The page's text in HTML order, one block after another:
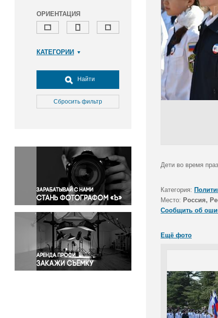
ОРИЕНТАЦИЯ
КАТЕГОРИИ
Досуг, туризм и отдых
Культура
Медицина
Окружающая среда
Политика
Правосудие
Происшествия и конфликты
Религия
Светская жизнь
Спорт
Экология
Экономика и бизнес
Найти
Сбросить фильтр
Дети во время
Категория:
Место: Россия,
Сообщить об
Ещё фото